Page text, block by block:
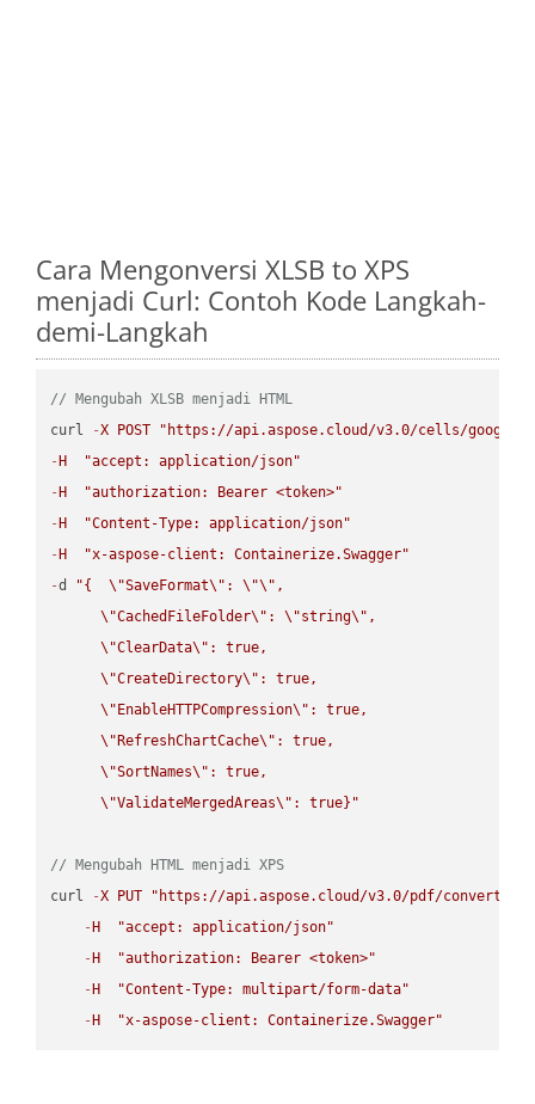
Cara Mengonversi XLSB to XPS
menjadi Curl: Contoh Kode Langkah-
demi-Langkah
// Mengubah XLSB menjadi HTML
curl
-X POST
"https://api.aspose.cloud/v3.0/cells/
- H
"accept: application/json"
- H
"authorization: Bearer <token>"
- H
"Content-Type: application/json"
- H
"x-aspose-client: Containerize.Swagger"
-d "{ \"SaveFormat\" : \"\" ,
\"CachedFileFolder\" : \"string\" ,
\"ClearData\" : true,
\"CreateDirectory\" : true,
\" EnableHTTPCompression\" : true,
\" RefreshChartCache\" : true,
\"SortNames\" : true,
\"ValidateMergedAreas\" : true}"
// Mengubah HTML menjadi XPS
curl
-X PUT
"https://api.aspose.cloud/v3.0/pdf/convert/
- H
"accept: application/json"
- H
"authorization: Bearer <token>"
- H
"Content-Type: multipart/form-data"
- H "x-aspose-client: Containerize.Swagger"